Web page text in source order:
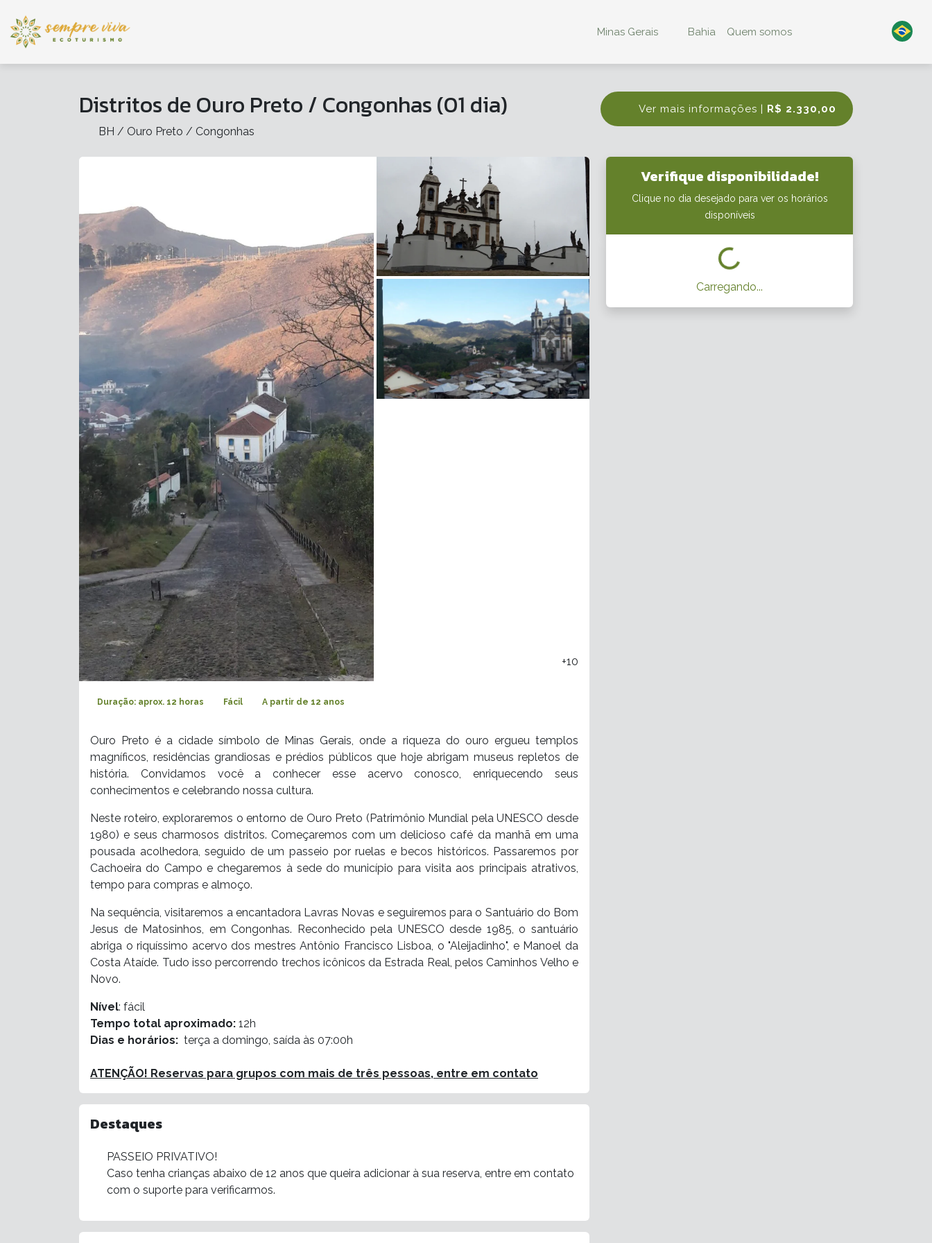
Minas Gerais Bahia Quem somos
Ver mais informações | R$ 2.330,00
Distritos de Ouro Preto / Congonhas (01 dia)
BH / Ouro Preto / Congonhas
+10
Duração: aprox. 12 horas Fácil A partir de 12 anos
Ouro Preto é a cidade símbolo de Minas Gerais, onde a riqueza do ouro ergueu templos
magníficos, residências grandiosas e prédios públicos que hoje abrigam museus repletos de
história. Convidamos você a conhecer esse acervo conosco, enriquecendo seus
conhecimentos e celebrando nossa cultura.
Neste roteiro, exploraremos o entorno de Ouro Preto (Patrimônio Mundial pela UNESCO desde
1980) e seus charmosos distritos. Começaremos com um delicioso café da manhã em uma
pousada acolhedora, seguido de um passeio por ruelas e becos históricos. Passaremos por
Cachoeira do Campo e chegaremos à sede do município para visita aos principais atrativos,
tempo para compras e almoço.
Na sequência, visitaremos a encantadora Lavras Novas e seguiremos para o Santuário do Bom
Jesus de Matosinhos, em Congonhas. Reconhecido pela UNESCO desde 1985, o santuário
abriga o riquíssimo acervo dos mestres Antônio Francisco Lisboa, o "Aleijadinho", e Manoel da
Costa Ataíde. Tudo isso percorrendo trechos icônicos da Estrada Real, pelos Caminhos Velho e
Novo.
Nível: fácil
Tempo total aproximado: 12h
Dias e horários: terça a domingo, saída às 07:00h
ATENÇÃO! Reservas para grupos com mais de três pessoas, entre em contato
Destaques
PASSEIO PRIVATIVO!
Caso tenha crianças abaixo de 12 anos que queira adicionar à sua reserva, entre em contato
com o suporte para verificarmos.
Verifique disponibilidade!
Clique no dia desejado para ver os horários
disponíveis
Carregando...